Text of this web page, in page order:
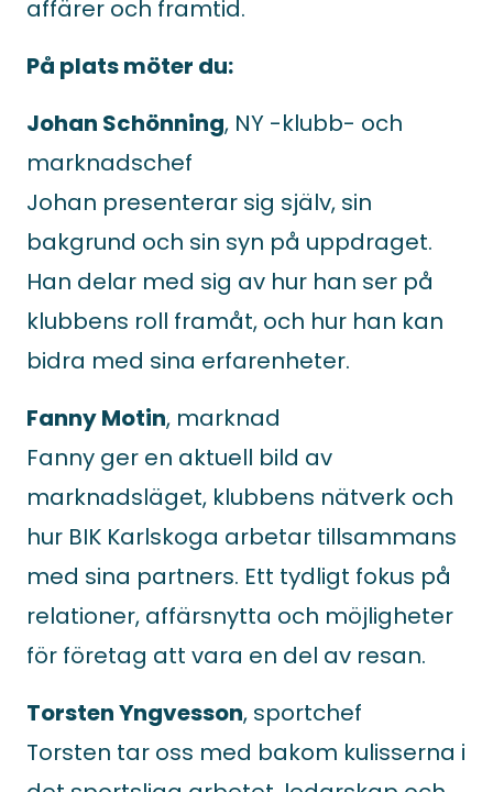
affärer och framtid.
På plats möter du:
Johan Schönning, NY -klubb- och
marknadschef
Johan presenterar sig själv, sin
bakgrund och sin syn på uppdraget.
Han delar med sig av hur han ser på
klubbens roll framåt, och hur han kan
bidra med sina erfarenheter.
Fanny Motin, marknad
Fanny ger en aktuell bild av
marknadsläget, klubbens nätverk och
hur BIK Karlskoga arbetar tillsammans
med sina partners. Ett tydligt fokus på
relationer, affärsnytta och möjligheter
för företag att vara en del av resan.
Torsten Yngvesson, sportchef
Torsten tar oss med bakom kulisserna i